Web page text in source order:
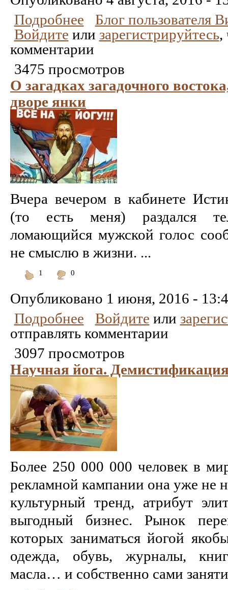
Подробнее
Блог пользователя
Войдите или зарегистрируйтесь,
комментарии
3475 просмотров
О загадках загадочного
дворе янки
Вчера вечером в кабинете
(то есть меня) раздался
ломающийся мужской голос
не смыслю в жизни. ...
1
0
Опубликовано 1 июня, 2016 -
Подробнее
Войдите или
отправлять комментарии
3097 просмотров
Научная йога.
Более 250 000 000 человек в
рекламной кампании она уже не
культурный тренд, атрибут
выгодный бизнес. Рынок
которых заниматься йогой
одежда, обувь, журналы,
масла… и собственно сами